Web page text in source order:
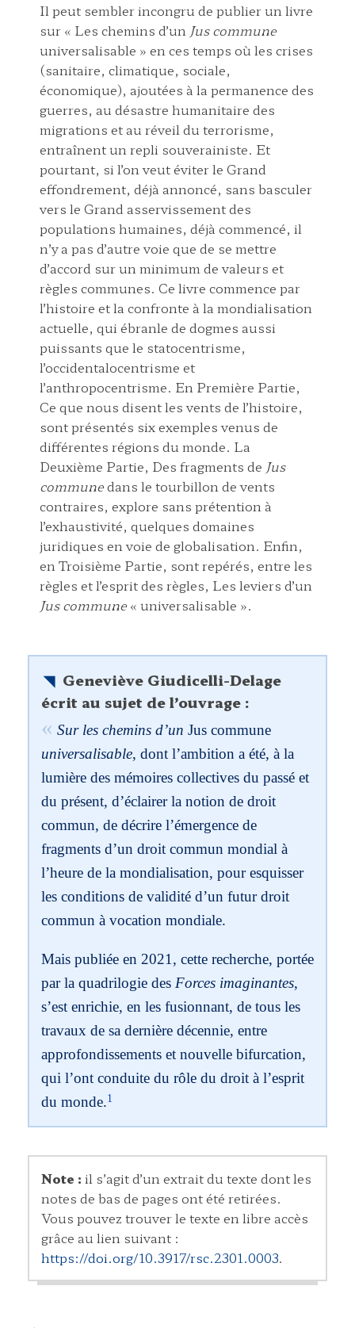
Il peut sembler incongru de publier un livre
sur « Les chemins d’un Jus commune
universalisable » en ces temps où les crises
(sanitaire, climatique, sociale,
économique), ajoutées à la permanence des
guerres, au désastre humanitaire des
migrations et au réveil du terrorisme,
entraînent un repli souverainiste. Et
pourtant, si l’on veut éviter le Grand
effondrement, déjà annoncé, sans basculer
vers le Grand asservissement des
populations humaines, déjà commencé, il
n’y a pas d’autre voie que de se mettre
d’accord sur un minimum de valeurs et
règles communes. Ce livre commence par
l’histoire et la confronte à la mondialisation
actuelle, qui ébranle de dogmes aussi
puissants que le statocentrisme,
l’occidentalocentrisme et
l’anthropocentrisme. En Première Partie,
Ce que nous disent les vents de l’histoire,
sont présentés six exemples venus de
différentes régions du monde. La
Deuxième Partie, Des fragments de Jus
communedans le tourbillon de vents
contraires, explore sans prétention à
l’exhaustivité, quelques domaines
juridiques en voie de globalisation. Enfin,
en Troisième Partie, sont repérés, entre les
règles et l’esprit des règles, Les leviers d’un
Jus commune« universalisable ».
Geneviève Giudicelli-Delage
écrit au sujet de l’ouvrage :
Sur les chemins d’un Jus commune
universalisable, dont l’ambition a été, à la
lumière des mémoires collectives du passé et
du présent, d’éclairer la notion de droit
commun, de décrire l’émergence de
fragments d’un droit commun mondial à
l’heure de la mondialisation, pour esquisser
les conditions de validité d’un futur droit
commun à vocation mondiale.
Mais publiée en 2021, cette recherche, portée
par la quadrilogie des Forces imaginantes,
s’est enrichie, en les fusionnant, de tous les
travaux de sa dernière décennie, entre
approfondissements et nouvelle bifurcation,
qui l’ont conduite du rôle du droit à l’esprit
du monde.1
Note : il s’agit d’un extrait du texte dont les
notes de bas de pages ont été retirées.
Vous pouvez trouver le texte en libre accès
grâce au lien suivant :
https://doi.org/10.3917/rsc.2301.0003.